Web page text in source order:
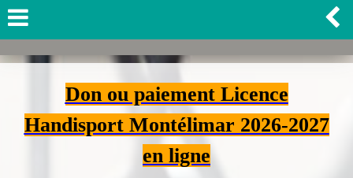
Don ou paiement Licence
Handisport Montélimar 2026-2027
en ligne